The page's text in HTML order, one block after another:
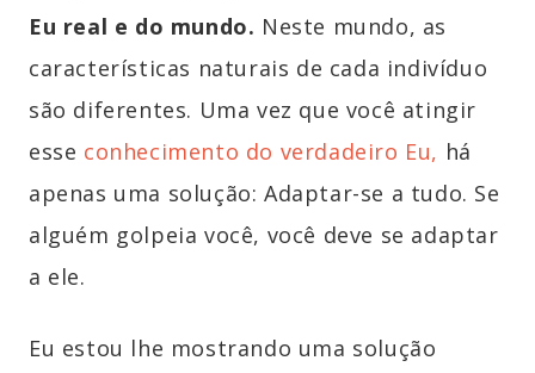
Eu real e do mundo. Neste mundo, as
características naturais de cada indivíduo
são diferentes. Uma vez que você atingir
esse conhecimento do verdadeiro Eu, há
apenas uma solução: Adaptar-se a tudo. Se
alguém golpeia você, você deve se adaptar
a ele.
Eu estou lhe mostrando uma solução